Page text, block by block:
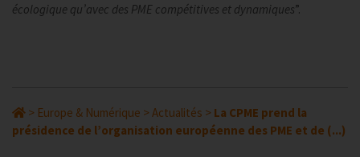
écologique qu’avec des PME compétitives et dynamiques”.
> Europe & Numérique >Actualités > La CPME prend la
présidence de l’organisation européenne des PME et de (...)